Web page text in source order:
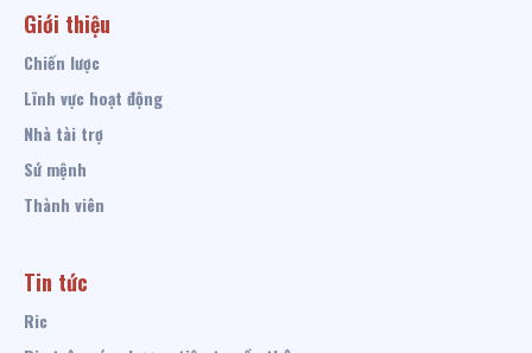
Giới thiệu
Chiến lược
Lĩnh vực hoạt động
Nhà tài trợ
Sứ mệnh
Thành viên
Tin tức
Ric